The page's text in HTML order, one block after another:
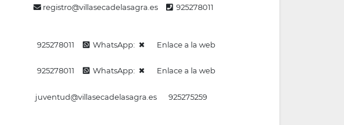
registro@villasecadelasagra.es
925278011
925278011 WhatsApp: ✖ Enlace a la web
925278011 WhatsApp: ✖ Enlace a la web
juventud@villasecadelasagra.es
925275259